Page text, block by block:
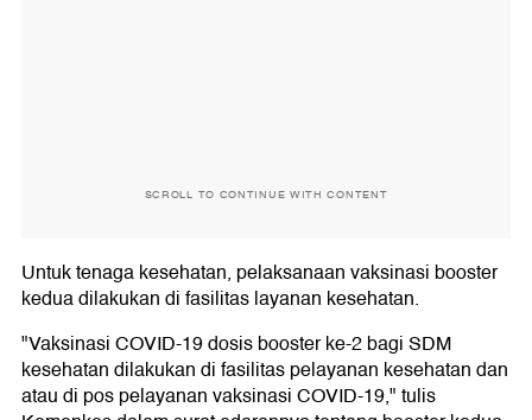
SCROLL TO CONTINUE WITH CONTENT
Untuk tenaga kesehatan, pelaksanaan vaksinasi booster
kedua dilakukan di fasilitas layanan kesehatan.
"Vaksinasi COVID-19 dosis booster ke-2 bagi SDM
kesehatan dilakukan di fasilitas pelayanan kesehatan dan
atau di pos pelayanan vaksinasi COVID-19," tulis